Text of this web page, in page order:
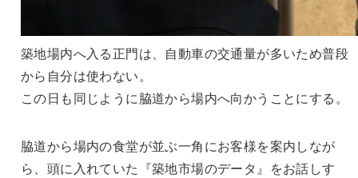
築地場内へ入る正門は、自動車の交通量が多いため普段
から自分は使わない。
この日も同じように脇道から場内へ向かうことにする。
脇道から場内の食堂が並ぶ一角にお客様を案内しなが
ら、頭に入れていた『築地市場のデータ』をお話しす